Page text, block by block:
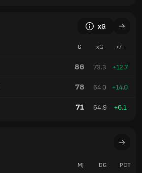
xG
G xG +/-
86 73.3 +12.7
78 64.0 +14.0
71 64.9 +6.1
MJ DG PCT